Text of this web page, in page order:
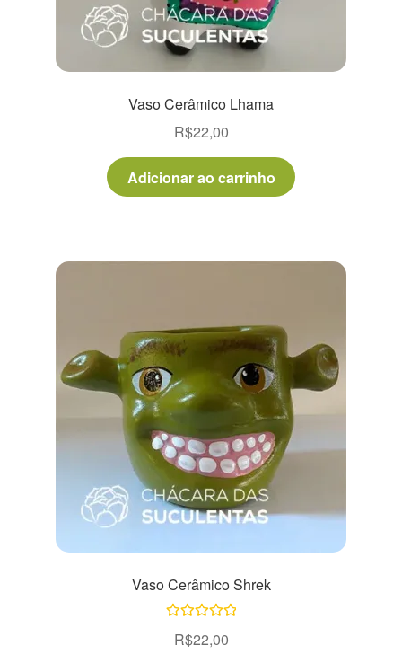
Vaso Cerâmico Lhama
R$22,00
Adicionar ao carrinho
Vaso Cerâmico Shrek
5.00de 5
R$22,00